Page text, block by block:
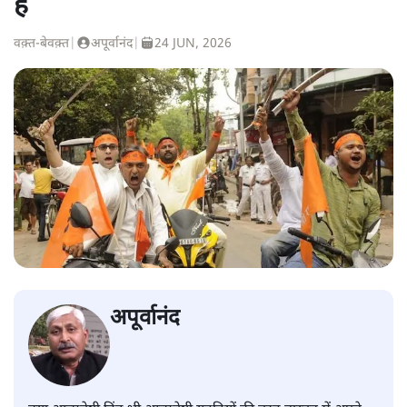
है
वक़्त-बेवक़्त अपूर्वानंद| 24 JUN, 2026
अपूर्वानंद